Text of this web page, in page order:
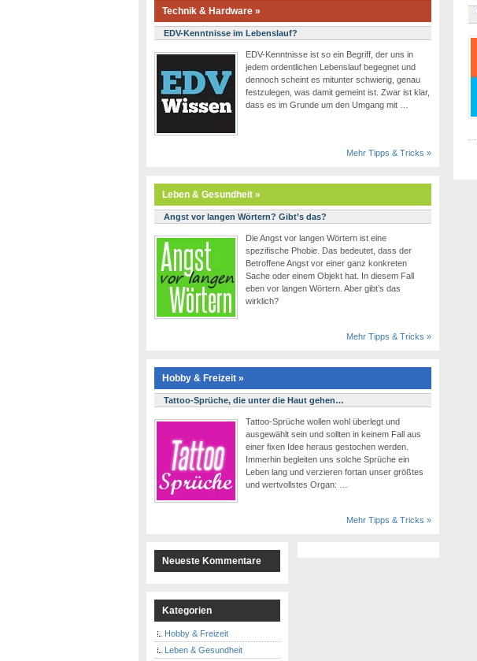
Technik & Hardware »
EDV-Kenntnisse im Lebenslauf?
EDV-Kenntnisse ist so ein Begriff, der uns in
jedem ordentlichen Lebenslauf begegnet und
dennoch scheint es mitunter schwierig, genau
festzulegen, was damit gemeint ist. Zwar ist klar,
dass es im Grunde um den Umgang mit …
Mehr Tipps & Tricks »
Leben & Gesundheit »
Angst vor langen Wörtern? Gibt’s das?
Die Angst vor langen Wörtern ist eine
spezifische Phobie. Das bedeutet, dass der
Betroffene Angst vor einer ganz konkreten
Sache oder einem Objekt hat. In diesem Fall
eben vor langen Wörtern. Aber gibt’s das
wirklich?
Mehr Tipps & Tricks »
Hobby & Freizeit »
Tattoo-Sprüche, die unter die Haut gehen…
Tattoo-Sprüche wollen wohl überlegt und
ausgewählt sein und sollten in keinem Fall aus
einer fixen Idee heraus gestochen werden.
Immerhin begleiten uns solche Sprüche ein
Leben lang und verzieren fortan unser größtes
und wertvollstes Organ: …
Mehr Tipps & Tricks »
Neueste Kommentare
Kategorien
Hobby & Freizeit
Leben & Gesundheit